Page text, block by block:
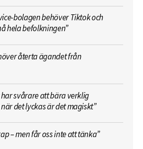
bolagen behöver Tiktok och
hela befolkningen”
återta ägandet från
har svårare att bära verklig
det lyckas är det magiskt”
– men får oss inte att tänka”